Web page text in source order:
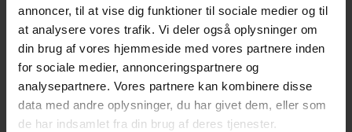
annoncer, til at vise dig funktioner til sociale medier og til
at analysere vores trafik. Vi deler også oplysninger om
din brug af vores hjemmeside med vores partnere inden
for sociale medier, annonceringspartnere og
analysepartnere. Vores partnere kan kombinere disse
data med andre oplysninger, du har givet dem, eller som
de har indsamlet fra din brug af deres tjenester.
Enhed
Kasse
Materiale
Termopapir
Klæber
Permanent
Kernestørrelse
Ø 40 mm
Perforering
Ingen perforering
Oprulning
Udvendig